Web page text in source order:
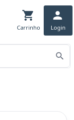
Carrinho Login